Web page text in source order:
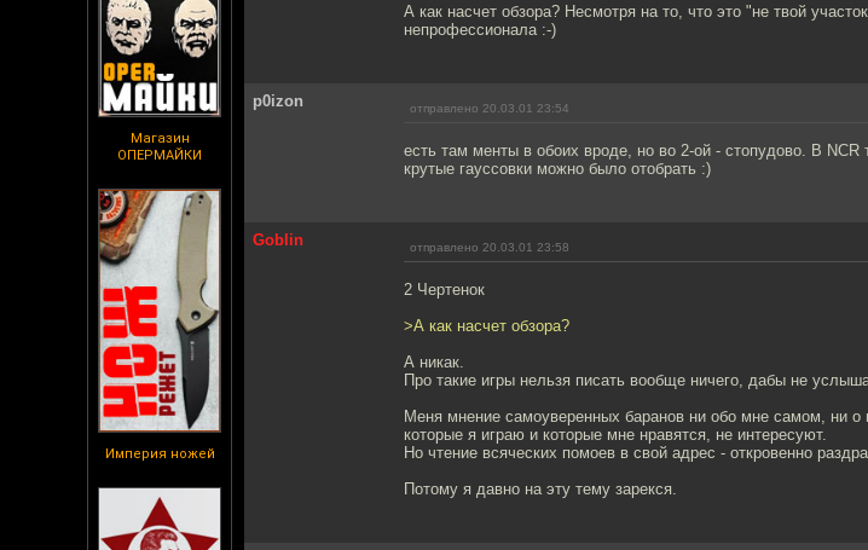
Магазин
ОПЕРМАЙКИ
Империя ножей
А как насчет обзора? Несмотря на то, что это "не твой
непрофессионала :-)
p0izon отправлено 20.03.01 23:54
есть там менты в обоих вроде, но во 2-ой - стопудово. В
крутые гауссовки можно было отобрать :)
Goblin отправлено 20.03.01 23:58
2 Чертенок
>А как насчет обзора?
А никак.
Про такие игры нельзя писать вообще ничего, дабы не
Меня мнение самоуверенных баранов ни обо мне самом, ни о
которые я играю и которые мне нравятся, не интересуют.
Но чтение всяческих помоев в свой адрес - откровенно
Потому я давно на эту тему зарекся.